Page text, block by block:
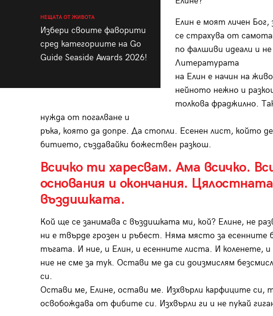
НЕЩАТА ОТ ЖИВОТА
Избери своите фаворити
сред категориите на Go
Guide Seaside Awards 2026!
Елин е моят личен
се страхува от
по фалшиви идеали и не
Литературата
на Елин е начин на
нейното нежно и
толкова фраджилно.
нужда от погалване и
ръка, която да допре. Да стопли. Есенен лист, който
битието, създавайки божествен разкош.
Всичко ти харесвам. Ама всичко.
основания и окончания.
въздишката.
Кой ще се занимава с въздишката ми, кой? Елине, не
ни е твърде грозен и ръбест. Няма място за есенните
тъгата. И ние, и Елин, и есенните листа. И коленете,
ние не сме за тук. Остави ме да си доизмислям
си.
Остави ме, Елине, остави ме. Изхвърли карфиците си,
освобождава от фибите си. Изхвърли ги и не пукай